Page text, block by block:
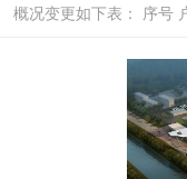
概况变更如下表： 序号